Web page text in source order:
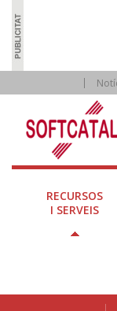
RECURSOS
I SERVEIS